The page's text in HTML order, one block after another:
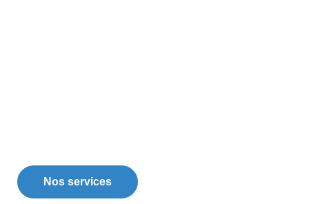
Nos services